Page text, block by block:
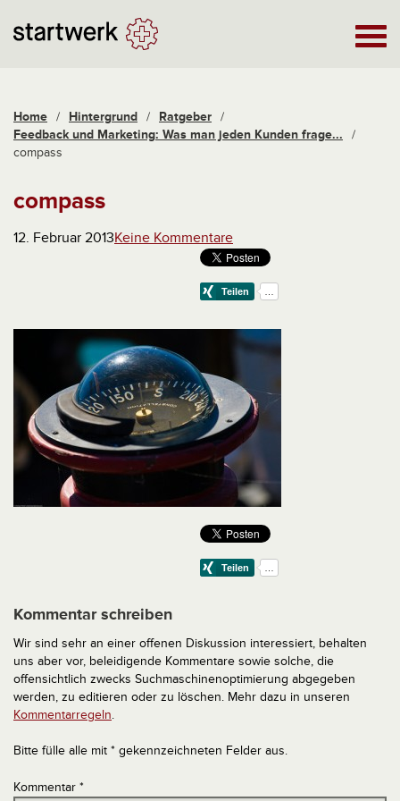
Home / Hintergrund / Ratgeber /
Feedback und Marketing: Was man jeden Kunden frage...
/
compass
compass
12. Februar 2013Keine Kommentare
Kommentar schreiben
Wir sind sehr an einer offenen Diskussion interessiert, behalten
uns aber vor, beleidigende Kommentare sowie solche, die
offensichtlich zwecks Suchmaschinenoptimierung abgegeben
werden, zu editieren oder zu löschen. Mehr dazu in unseren
Kommentarregeln.
Bitte fülle alle mit * gekennzeichneten Felder aus.
Kommentar *